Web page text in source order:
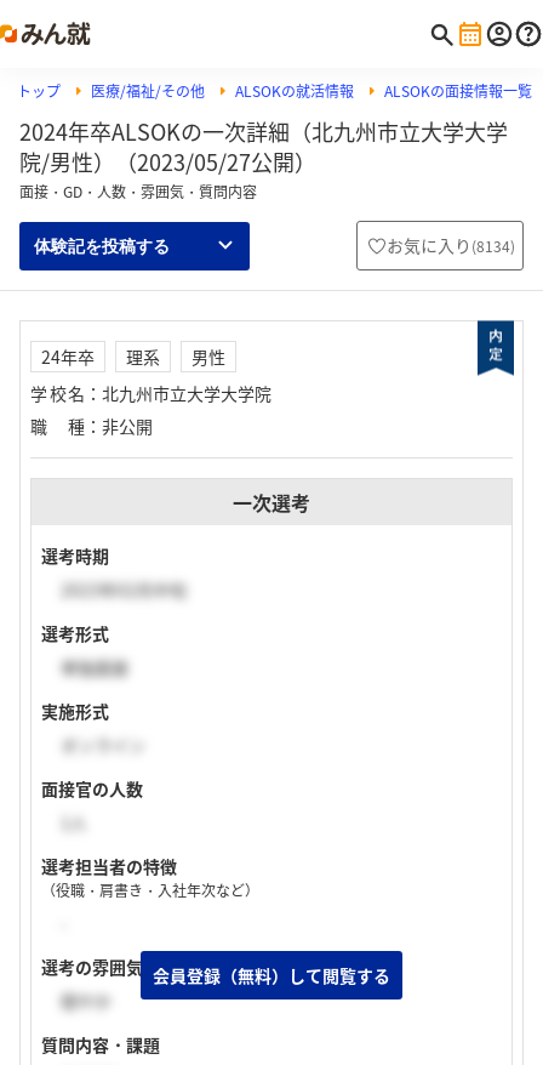
トップ 医療/福祉/その他 ALSOKの就活情報 ALSOKの面接情報一覧
2024年卒ALSOKの一次詳細（北九州市立大学大学
院/男性）（2023/05/27公開）
面接・GD・人数・雰囲気・質問内容
体験記を投稿する お気に入り (8134)
24年卒 理系
男性
学校名 ： 北九州市立大学大学院
職種 ： 非公開
一次選考
選考時期
2023年02月中旬
選考形式
単独面接
実施形式
オンライン
面接官の人数
選考担当者の特徴
（役職・肩書き・入社年次など）
選考の雰囲気
穏やか
質問内容・課題